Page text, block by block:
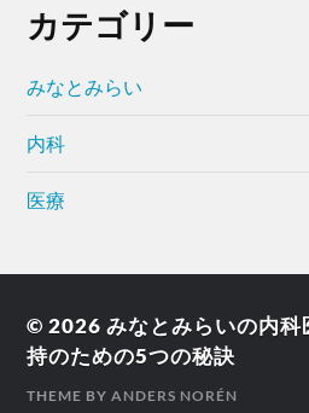
カテゴリー
みなとみらい
内科
医療
© 2026みなとみらいの内
持のための5つの秘訣
THEME BYANDERS NORÉN